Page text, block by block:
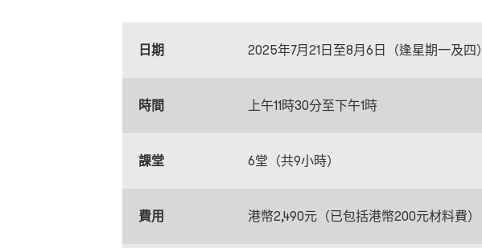
日期 2025年7月21日至8月6日（逢星期一及四）
時間 上午11時30分至下午1時
課堂 6堂（共9小時）
費用 港幣2,490元（已包括港幣200元材料費）